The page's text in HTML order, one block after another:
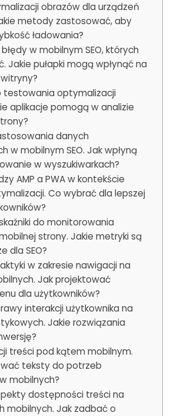
obrazów dla urządzeń
metody zastosować, aby
ładowania?
w mobilnym SEO, których
Jakie pułapki mogą wpłynąć na
testowania optymalizacji
aplikacje pomogą w analizie
danych
w mobilnym SEO. Jak wpłyną
w wyszukiwarkach?
AMP a PWA w kontekście
Co wybrać dla lepszej
do monitorowania
strony. Jakie metryki są
dla SEO?
w zakresie nawigacji na
Jak projektować
dla użytkowników?
interakcji użytkownika na
Jakie rozwiązania
treści pod kątem mobilnym.
teksty do potrzeb
mobilnych?
dostępności treści na
mobilnych. Jak zadbać o